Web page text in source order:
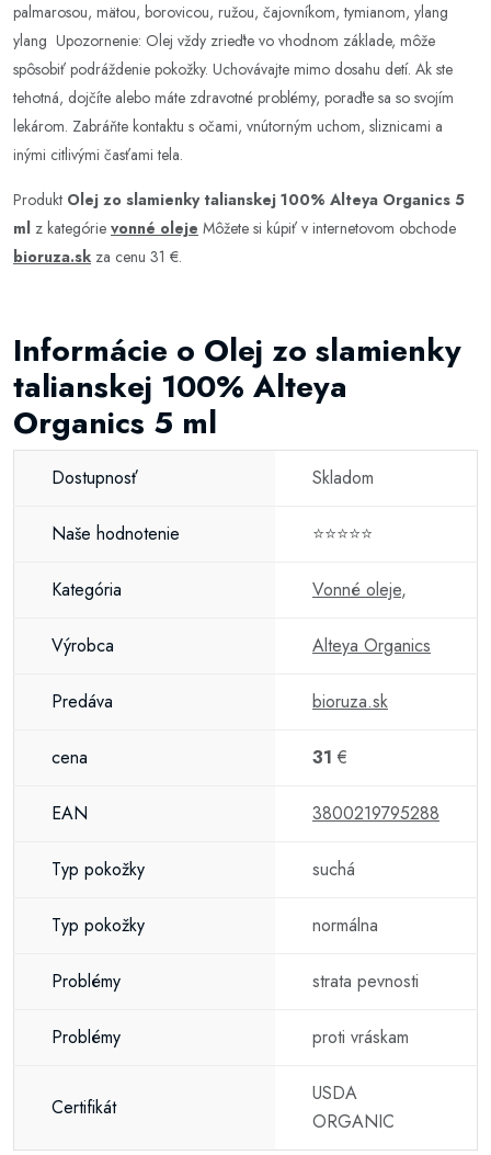
palmarosou, mätou, borovicou, ružou, čajovníkom, tymianom, ylang
ylang Upozornenie: Olej vždy zrieďte vo vhodnom základe, môže
spôsobiť podráždenie pokožky. Uchovávajte mimo dosahu detí. Ak ste
tehotná, dojčíte alebo máte zdravotné problémy, poraďte sa so svojím
lekárom. Zabráňte kontaktu s očami, vnútorným uchom, sliznicami a
inými citlivými časťami tela.
Produkt Olej zo slamienky talianskej 100% Alteya Organics 5
ml z kategórie vonné oleje Môžete si kúpiť v internetovom obchode
bioruza.sk za cenu 31 €.
Informácie o Olej zo slamienky
talianskej 100% Alteya
Organics 5 ml
Dostupnosť Skladom
Naše hodnotenie ⭐⭐⭐⭐⭐
Kategória Vonné oleje,
Výrobca Alteya Organics
Predáva bioruza.sk
cena 31 €
EAN 3800219795288
Typ pokožky suchá
Typ pokožky normálna
Problémy strata pevnosti
Problémy proti vráskam
Certifikát
USDA
ORGANIC